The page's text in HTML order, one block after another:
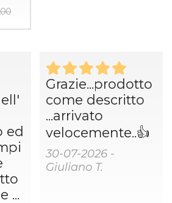
ed
...
Grazie...prodotto
come descritto
...arrivato
velocemente..👍
30-07-2026 -
Giuliano T.